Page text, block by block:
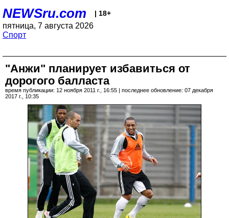
NEWSru.com | 18+
пятница, 7 августа 2026
Спорт
"Анжи" планирует избавиться от
дорогого балласта
время публикации: 12 ноября 2011 г., 16:55 | последнее обновление: 07 декабря
2017 г., 10:35